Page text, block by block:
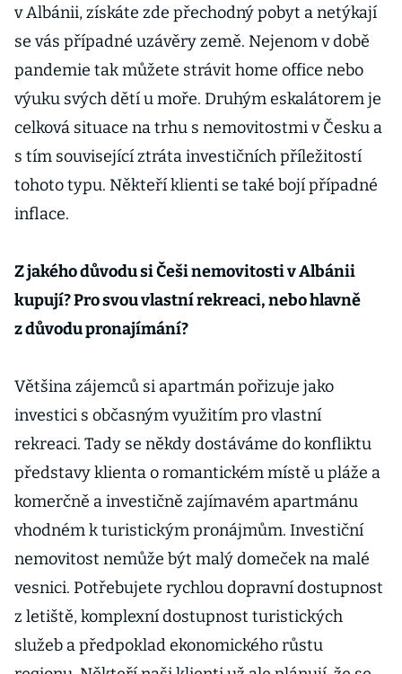
v Albánii, získáte zde přechodný pobyt a netýkají
se vás případné uzávěry země. Nejenom v době
pandemie tak můžete strávit home office nebo
výuku svých dětí u moře. Druhým eskalátorem je
celková situace na trhu s nemovitostmi v Česku a
s tím související ztráta investičních příležitostí
tohoto typu. Někteří klienti se také bojí případné
inflace.
Z jakého důvodu si Češi nemovitosti v Albánii
kupují? Pro svou vlastní rekreaci, nebo hlavně
z důvodu pronajímání?
Většina zájemců si apartmán pořizuje jako
investici s občasným využitím pro vlastní
rekreaci. Tady se někdy dostáváme do konfliktu
představy klienta o romantickém místě u pláže a
komerčně a investičně zajímavém apartmánu
vhodném k turistickým pronájmům. Investiční
nemovitost nemůže být malý domeček na malé
vesnici. Potřebujete rychlou dopravní dostupnost
z letiště, komplexní dostupnost turistických
služeb a předpoklad ekonomického růstu